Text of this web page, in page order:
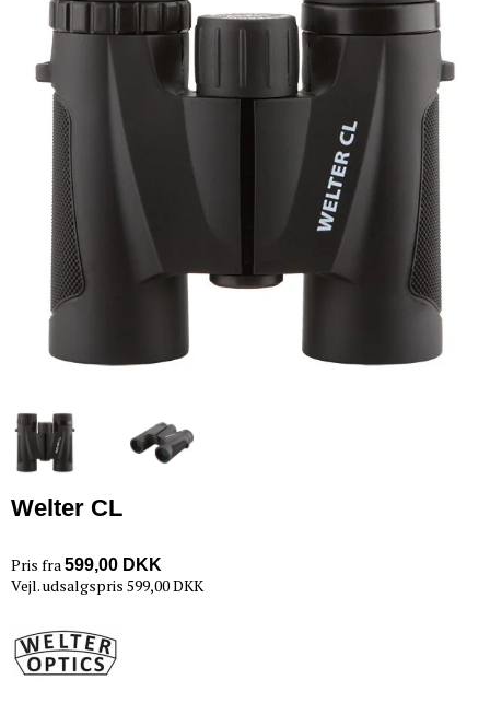
Welter CL
Pris fra599,00 DKK
Vejl. udsalgspris 599,00 DKK